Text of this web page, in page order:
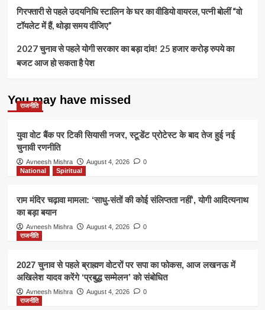
गिरफ्तारी से पहले उदयनिधि स्टालिन के घर का वीडियो वायरल, पत्नी बोलीं “वो
टॉयलेट में हैं, थोड़ा समय दीजिए”
2027 चुनाव से पहले योगी सरकार का बड़ा दांव! 25 हजार करोड़ रुपये का
बजट आज हो सकता है पेश
You may have missed
राजनीति
युवा वोट बैंक पर टिकी सियासी नजर, स्टूडेंट प्रोटेस्ट के बाद तेज हुई नई
चुनावी रणनीति
Avneesh Mishra August 4, 2026
0
National
Spiritual
राम मंदिर चढ़ावा मामला: ‘साधु-संतों की कोई संलिप्तता नहीं’, योगी आदित्यनाथ
का बड़ा बयान
Avneesh Mishra August 4, 2026
0
राजनीति
2027 चुनाव से पहले ब्राह्मण वोटरों पर सपा का फोकस, आज लखनऊ में
अखिलेश यादव करेंगे ‘प्रबुद्ध सम्मेलन’ को संबोधित
Avneesh Mishra August 4, 2026
0
राजनीति